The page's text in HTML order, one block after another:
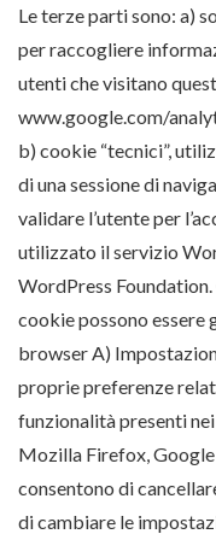
Le terze parti sono: a)
per raccogliere
utenti che visitano
www.google.com/
b) cookie “tecnici”,
di una sessione di
validare l’utente per
utilizzato il servizio
WordPress
cookie possono essere
browser A)
proprie preferenze
funzionalità presenti
Mozilla Firefox,
consentono di
di cambiare le